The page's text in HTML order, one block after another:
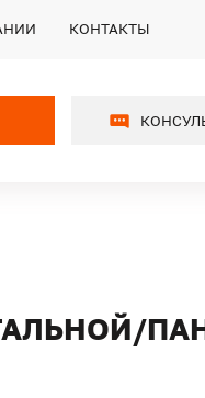
КОНТАКТЫ
СТАЛЬНОЙ/